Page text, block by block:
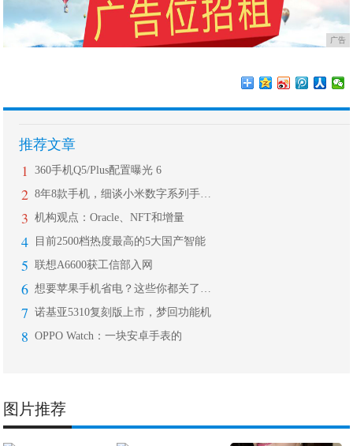
广告
推荐文章
1 360手机Q5/Plus配置曝光 6
2 8年8款手机，细谈小米数字系列手机的
3 机构观点：Oracle、NFT和增量
4 目前2500档热度最高的5大国产智能
5 联想A6600获工信部入网
6 想要苹果手机省电？这些你都关了吗？!
7 诺基亚5310复刻版上市，梦回功能机
8 OPPO Watch：一块安卓手表的
图片推荐